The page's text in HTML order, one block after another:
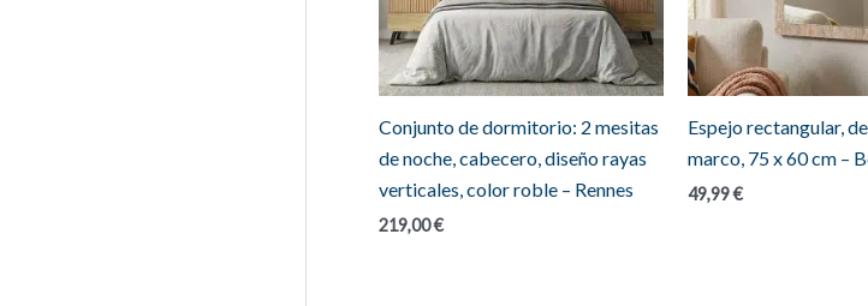
Conjunto de dormitorio: 2 mesitas
de noche, cabecero, diseño rayas
verticales, color roble – Rennes
219,00€
Espejo rectangular,
marco, 75 x 60 cm –
49,99€